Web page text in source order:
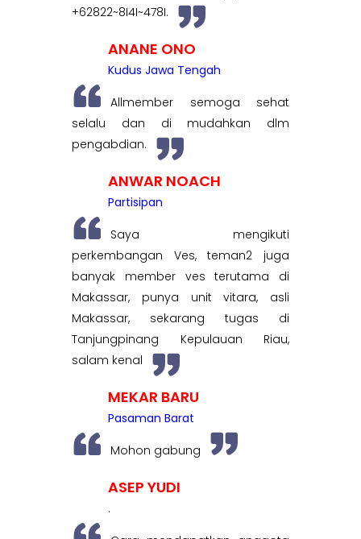
+62822~8I4I~478I.
ANANE ONO
Kudus Jawa Tengah
Allmember semoga sehat
selalu dan di mudahkan dlm
pengabdian.
ANWAR NOACH
Partisipan
Saya mengikuti
perkembangan Ves, teman2 juga
banyak member ves terutama di
Makassar, punya unit vitara, asli
Makassar, sekarang tugas di
Tanjungpinang Kepulauan Riau,
salam kenal
MEKAR BARU
Pasaman Barat
Mohon gabung
ASEP YUDI
.